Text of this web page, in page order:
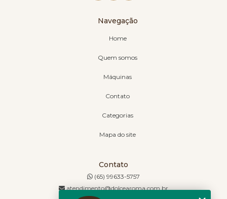
Navegação
Home
Quem somos
Máquinas
Contato
Categorias
Mapa do site
Contato
(65) 99633-5757
atendimento@dolcearoma.com.br